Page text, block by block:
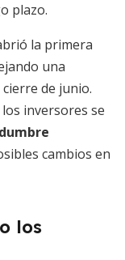
plazo.
la primera
una
de junio.
inversores se
cambios en
los